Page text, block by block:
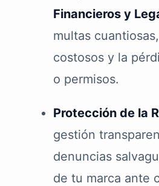
Financieros y
multas
costosos y la
o permisos.
Protección de la
gestión
denuncias
de tu marca ante